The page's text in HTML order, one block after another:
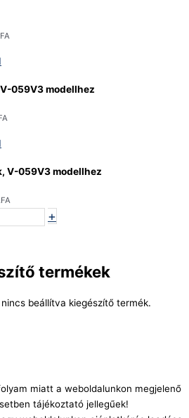
059V3 modellhez
V-059V3 modellhez
+
termékek
beállítva kiegészítő termék.
miatt a weboldalunkon megjelenő
tájékoztató jellegűek!